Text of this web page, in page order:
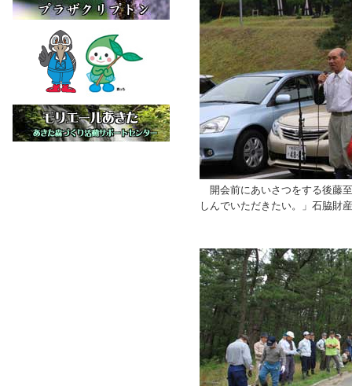
開会前にあいさつをする後藤
しんでいただきたい。」石脇財